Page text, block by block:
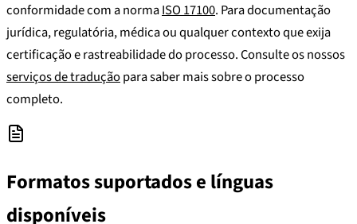
conformidade com a normaISO 17100. Para documentação
jurídica, regulatória, médica ou qualquer contexto que exija
certificação e rastreabilidade do processo. Consulte os nossos
serviços de traduçãopara saber mais sobre o processo
completo.
Formatos suportados e línguas
disponíveis